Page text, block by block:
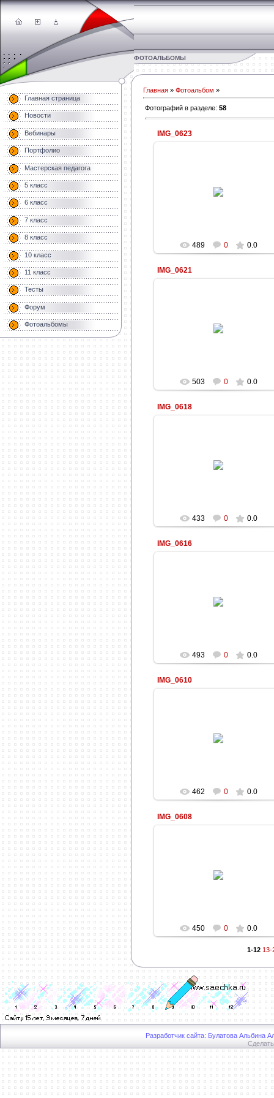
ФОТОАЛЬБОМЫ
Главная страница
Новости
Вебинары
Портфолио
Мастерская педагога
5 класс
6 класс
7 класс
8 класс
10 класс
11 класс
Тесты
Форум
Фотоальбомы
Главная » Фотоальбом »
Фотографий в разделе: 58
IMG_0623
489 0 0.0
IMG_0621
503 0 0.0
IMG_0618
433 0 0.0
IMG_0616
493 0 0.0
IMG_0610
462 0 0.0
IMG_0608
450 0 0.0
1-12 13-
Разработчик сайта: Булатова Альбина